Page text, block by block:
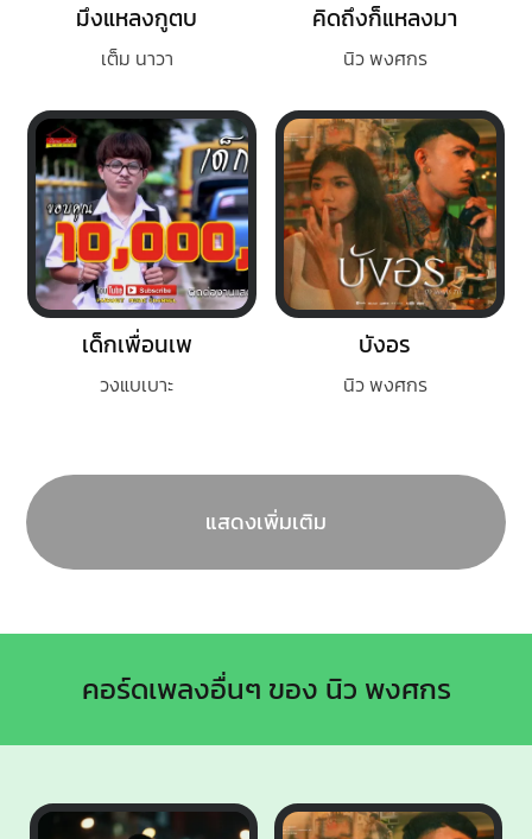
มึงแหลงกูตบ
เต็ม นาวา
คิดถึงก็แหลงมา
นิว พงศกร
เด็กเพื่อนเพ
วงแบเบาะ
บังอร
นิว พงศกร
แสดงเพิ่มเติม
คอร์ดเพลงอื่นๆ ของ นิว พงศกร